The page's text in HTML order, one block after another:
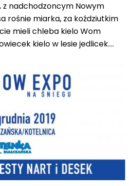
z nadchodzoncym Nowym
rośnie miarka, za koździutkim
mieli chleba kielo Wom
kielo w lesie jedlicek.…